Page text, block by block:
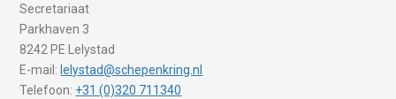
Secretariaat
Parkhaven 3
8242 PE Lelystad
E-mail: lelystad@schepenkring.nl
Telefoon: +31 (0)320 711340